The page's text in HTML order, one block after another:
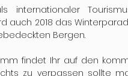
internationaler
auch 2018 das
Bergen.
findet Ihr auf den
zu verpassen sollte